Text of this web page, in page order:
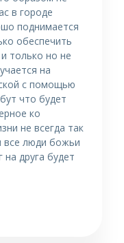
в городе
поднимается
обеспечить
только но не
на
с помощью
что будет
ко
не всегда так
все люди божьи
друга будет